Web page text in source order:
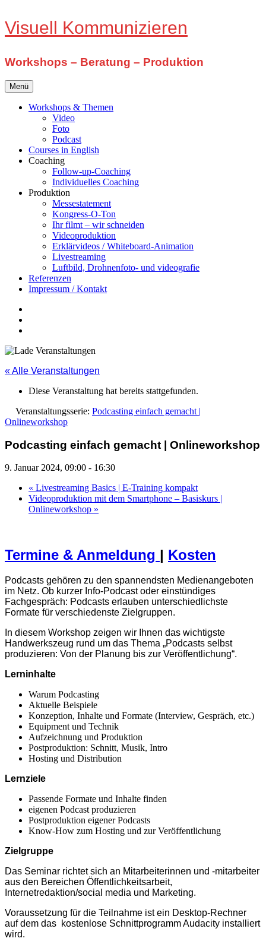
Zum
Inhalt
Visuell Kommunizieren
Workshops – Beratung – Produktion
Menü
Workshops & Themen
Video
Foto
Podcast
Courses in English
Coaching
Follow-up-Coaching
Individuelles Coaching
Produktion
Messestatement
Kongress-O-Ton
Ihr filmt – wir schneiden
Videoproduktion
Erklärvideos / Whiteboard-Animation
Livestreaming
Luftbild, Drohnenfoto- und videografie
Referenzen
Impressum / Kontakt
« Alle Veranstaltungen
Diese Veranstaltung hat bereits stattgefunden.
Veranstaltungsserie: Podcasting einfach gemacht |
Onlineworkshop
Podcasting einfach gemacht | Onlineworkshop
9. Januar 2024, 09:00 - 16:30
« Livestreaming Basics | E-Training kompakt
Videoproduktion mit dem Smartphone – Basiskurs |
Onlineworkshop »
Termine & Anmeldung | Kosten
Podcasts gehören zu den spannendsten Medienangeboten
im Netz. Ob kurzer Info-Podcast oder einstündiges
Fachgespräch: Podcasts erlauben unterschiedlichste
Formate für verschiedenste Zielgruppen.
In diesem Workshop zeigen wir Ihnen das wichtigste
Handwerkszeug rund um das Thema „Podcasts selbst
produzieren: Von der Planung bis zur Veröffentlichung“.
Lerninhalte
Warum Podcasting
Aktuelle Beispiele
Konzeption, Inhalte und Formate (Interview, Gespräch, etc.)
Equipment und Technik
Aufzeichnung und Produktion
Postproduktion: Schnitt, Musik, Intro
Hosting und Distribution
Lernziele
Passende Formate und Inhalte finden
eigenen Podcast produzieren
Postproduktion eigener Podcasts
Know-How zum Hosting und zur Veröffentlichung
Zielgruppe
Das Seminar richtet sich an Mitarbeiterinnen und -mitarbeiter
aus den Bereichen Öffentlichkeitsarbeit,
Internetredaktion/social media und Marketing.
Voraussetzung für die Teilnahme ist ein Desktop-Rechner
auf dem das kostenlose Schnittprogramm Audacity installiert
wird.